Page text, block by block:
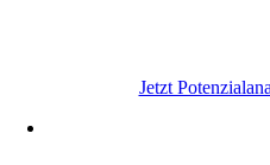
Jetzt